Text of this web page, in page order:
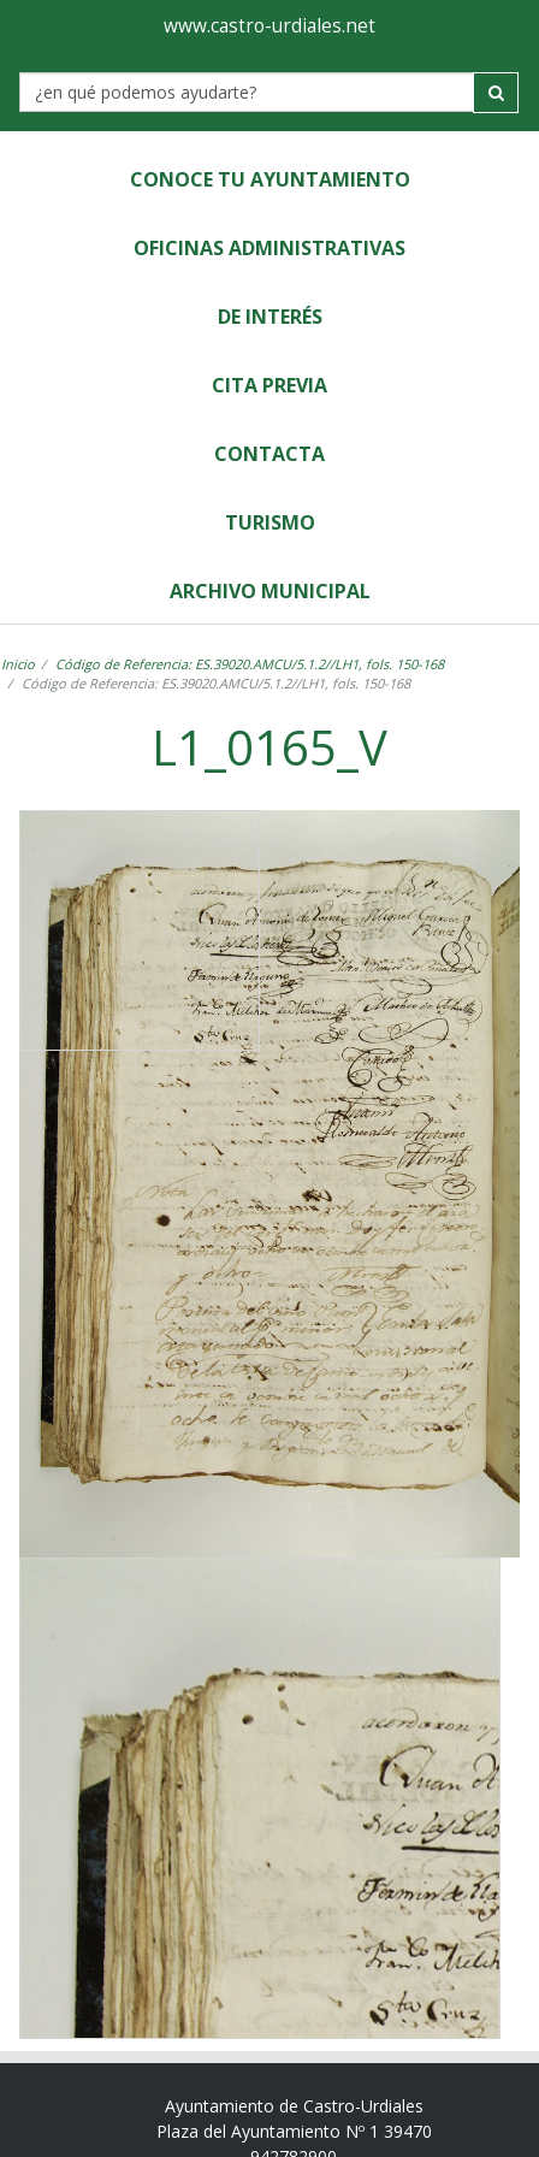
Ayuntamiento
de
Castro-
Urdiales
www.castro-urdiales.net
Label
CONOCE TU AYUNTAMIENTO
OFICINAS ADMINISTRATIVAS
DE INTERÉS
CITA PREVIA
CONTACTA
TURISMO
ARCHIVO MUNICIPAL
Inicio
Código de Referencia: ES.39020.AMCU/5.1.2//LH1, fols. 150-168
Código de Referencia: ES.39020.AMCU/5.1.2//LH1, fols. 150-168
L1_0165_V
Ayuntamiento de Castro-Urdiales
Plaza del Ayuntamiento Nº 1 39470